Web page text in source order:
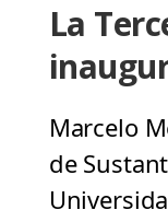
La
Marcelo
de